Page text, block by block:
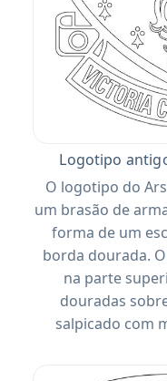
Logotipo
O logotipo do
um brasão de
forma de um
borda dourada.
na parte
douradas
salpicado com